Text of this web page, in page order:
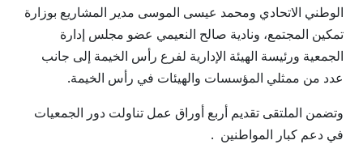
الوطني الاتحادي ومحمد عيسى الموسى مدير المشاريع بوزارة
تمكين المجتمع، ونادية صالح النعيمي عضو مجلس إدارة
الجمعية ورئيسة الهيئة الإدارية لفرع رأس الخيمة إلى جانب
عدد من ممثلي المؤسسات والهيئات في رأس الخيمة.
وتضمن الملتقى تقديم أربع أوراق عمل تناولت دور الجمعيات
في دعم كبار المواطنين .